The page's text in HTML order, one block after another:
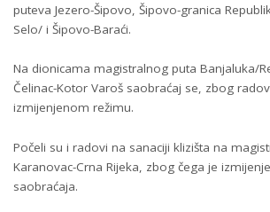
puteva Jezero-Šipovo, Šipovo-granica
Selo/ i Šipovo-Baraći.
Na dionicama magistralnog puta Banjaluka/
Čelinac-Kotor Varoš saobraćaj se, zbog
izmijenjenom režimu.
Počeli su i radovi na sanaciji klizišta na
Karanovac-Crna Rijeka, zbog čega je
saobraćaja.